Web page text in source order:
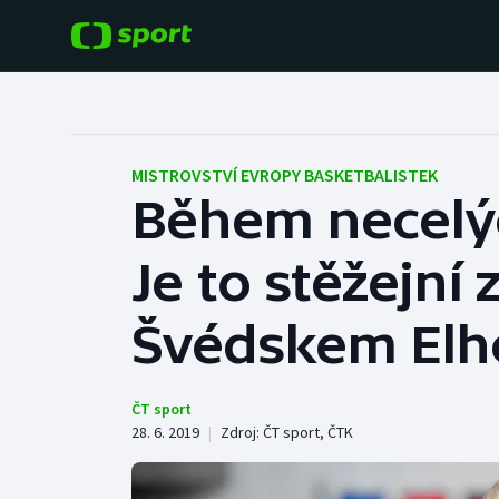
Hokej
Tenis
Atletika
Baseball a softbal
Basketbal
Biatlon
MISTROVSTVÍ EVROPY BASKETBALISTEK
Během
Je to stěžejní
Švédskem
ČT sport
28. 6. 2019 | Zdroj: ČT sport, ČTK